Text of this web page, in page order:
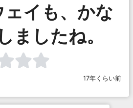
ェイも、かな
ましたね。
17年くらい前